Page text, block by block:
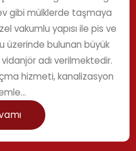
gibi mülklerde taşmaya
vakumlu yapısı ile pis ve
üzerinde bulunan büyük
adı verilmektedir.
hizmeti, kanalizasyon